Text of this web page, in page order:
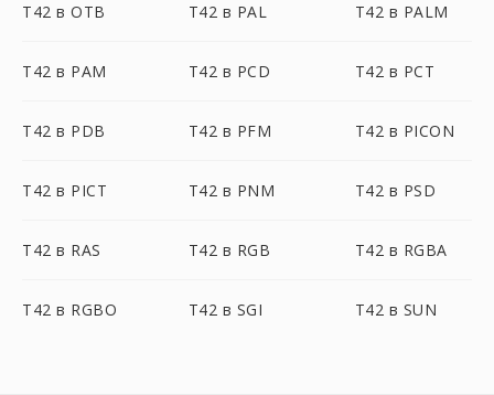
T42 в OTB T42 в PAL T42 в PALM
T42 в PAM T42 в PCD T42 в PCT
T42 в PDB T42 в PFM T42 в PICON
T42 в PICT T42 в PNM T42 в PSD
T42 в RAS T42 в RGB T42 в RGBA
T42 в RGBO T42 в SGI T42 в SUN